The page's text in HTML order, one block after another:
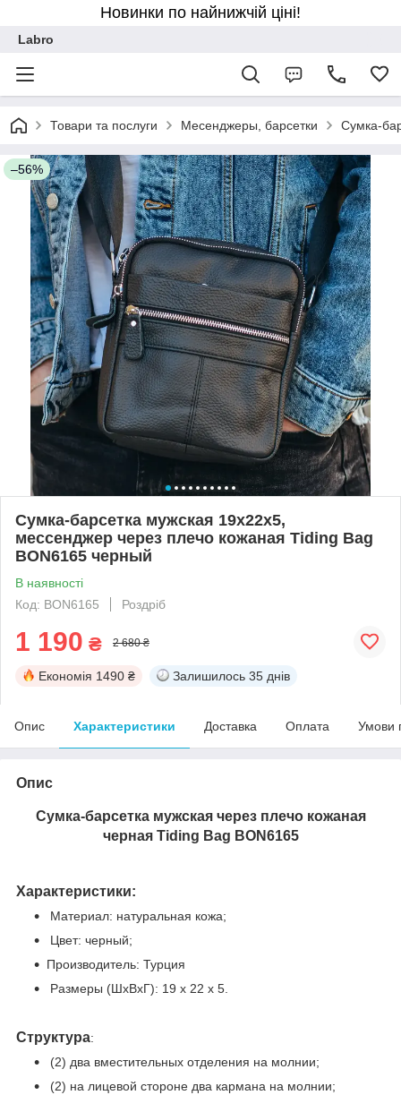
Новинки по найнижчій ціні!
Labro
Товари та послуги Месенджеры, барсетки Сумка-
–56%
Сумка-барсетка мужская 19х22х5,
мессенджер через плечо кожаная Tiding Bag
BON6165 черный
В наявності
Код: BON6165
Роздріб
1 190 ₴ 2 680 ₴
Економія 1490 ₴ Залишилось 35 днів
Опис Характеристики Доставка Оплата Умови
Опис
Сумка-барсетка мужская через плечо кожаная
черная Tiding Bag BON6165
Характеристики:
Материал: натуральная кожа;
Цвет: черный;
Производитель: Турция
Размеры (ШхВхГ): 19 х 22 х 5.
Структура:
(2) два вместительных отделения на молнии;
(2) на лицевой стороне два кармана на молнии;